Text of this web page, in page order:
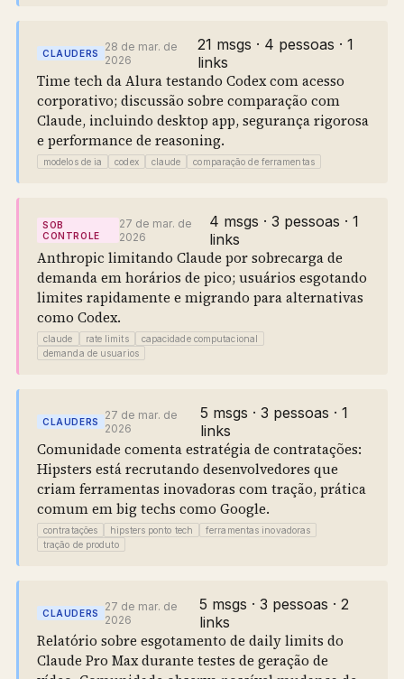
CLAUDERS
28 de mar. de
2026
21 msgs · 4 pessoas · 1
links
Time tech da Alura testando Codex com acesso
corporativo; discussão sobre comparação com
Claude, incluindo desktop app, segurança rigorosa
e performance de reasoning.
modelos de ia codex claude comparação de ferramentas
SOB
CONTROLE
27 de mar. de
2026
4 msgs · 3 pessoas · 1
links
Anthropic limitando Claude por sobrecarga de
demanda em horários de pico; usuários esgotando
limites rapidamente e migrando para alternativas
como Codex.
claude rate limits
capacidade computacional
demanda de usuarios
CLAUDERS
27 de mar. de
2026
5 msgs · 3 pessoas · 1
links
Comunidade comenta estratégia de contratações:
Hipsters está recrutando desenvolvedores que
criam ferramentas inovadoras com tração, prática
comum em big techs como Google.
contratações hipsters ponto tech
ferramentas inovadoras
tração de produto
CLAUDERS
27 de mar. de
2026
5 msgs · 3 pessoas · 2
links
Relatório sobre esgotamento de daily limits do
Claude Pro Max durante testes de geração de